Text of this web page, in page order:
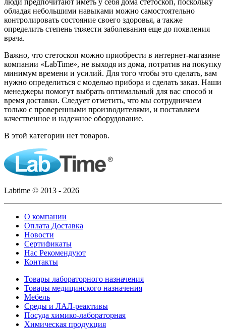
обладая небольшими навыками можно самостоятельно
контролировать состояние своего здоровья, а также
определить степень тяжести заболевания еще до появления
врача.
Важно, что стетоскоп можно приобрести в интернет-магазине
компании «LabTime», не выходя из дома, потратив на покупку
минимум времени и усилий. Для того чтобы это сделать, вам
нужно определиться с моделью прибора и сделать заказ. Наши
менеджеры помогут выбрать оптимальный для вас способ и
время доставки. Следует отметить, что мы сотрудничаем
только с проверенными производителями, и поставляем
качественное и надежное оборудование.
В этой категории нет товаров.
Labtime © 2013 - 2026
О компании
Оплата Доставка
Новости
Сертификаты
Нас Рекомендуют
Контакты
Товары лабораторного назначения
Товары медицинского назначения
Мебель
Среды и ЛАЛ-реактивы
Посуда химико-лабораторная
Химическая продукция